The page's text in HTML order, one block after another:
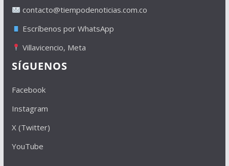
contacto@tiempodenoticias.com.co
Escríbenos por WhatsApp
Villavicencio, Meta
SÍGUENOS
Facebook
Instagram
X (Twitter)
YouTube